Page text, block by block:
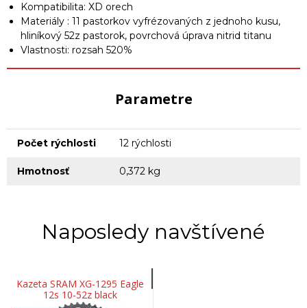
Kompatibilita: XD orech
Materiály : 11 pastorkov vyfrézovaných z jednoho kusu,
hliníkový 52z pastorok, povrchová úprava nitrid titanu
Vlastnosti: rozsah 520%
Parametre
Počet rýchlosti 12 rýchlosti
Hmotnosť 0,372 kg
Naposledy navštívené
Kazeta SRAM XG-1295 Eagle
12s 10-52z black